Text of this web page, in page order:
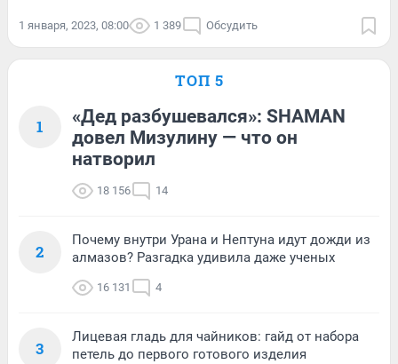
1 января, 2023, 08:00 1 389 Обсудить
ТОП 5
1
«Дед разбушевался»: SHAMAN
довел Мизулину — что он
натворил
18 156 14
2
Почему внутри Урана и Нептуна идут дожди из
алмазов? Разгадка удивила даже ученых
16 131 4
3
Лицевая гладь для чайников: гайд от набора
петель до первого готового изделия